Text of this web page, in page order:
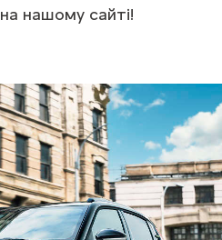
на нашому сайті!